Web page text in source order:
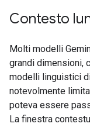
Contesto
Molti modelli
grandi dimensioni,
modelli linguistici
notevolmente
poteva essere
La finestra